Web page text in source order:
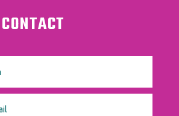
CONTACT